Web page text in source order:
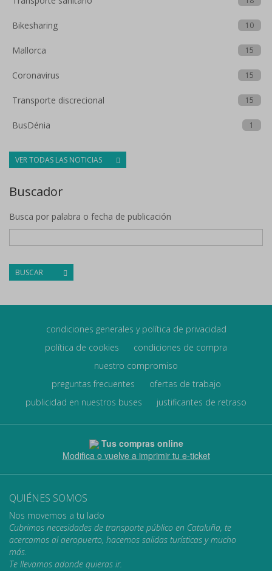
Bikesharing 10
Mallorca 15
Coronavirus 15
Transporte discrecional 15
BusDénia 1
VER TODAS LAS NOTICIAS
Buscador
Busca por palabra o fecha de publicación
BUSCAR
condiciones generales y política de privacidad
política de cookies
condiciones de compra
nuestro compromiso
preguntas frecuentes
ofertas de trabajo
publicidad en nuestros buses
justificantes de retraso
Tus compras online
Modifica o vuelve a imprimir tu e-ticket
QUIÉNES SOMOS
Nos movemos a tu lado
Cubrimos necesidades de transporte público en Cataluña, te
acercamos al aeropuerto, hacemos salidas turísticas y mucho
más.
Te llevamos adonde quieras ir.